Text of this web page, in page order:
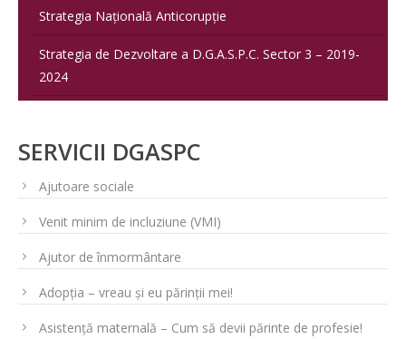
Strategia Națională Anticorupție
Strategia de Dezvoltare a D.G.A.S.P.C. Sector 3 – 2019-
2024
SERVICII DGASPC
Ajutoare sociale
Venit minim de incluziune (VMI)
Ajutor de înmormântare
Adopția – vreau și eu părinții mei!
Asistență maternală – Cum să devii părinte de profesie!